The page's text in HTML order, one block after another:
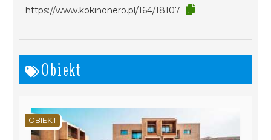
https://www.kokinonero.pl/164/18107
Obiekt
OBIEKT